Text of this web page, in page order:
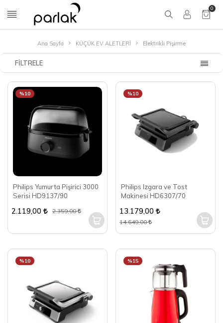
0
Ana Sayfa KÜÇÜK EV ALETLERİ Elektrikli Pişirme
FILTRELE
Philips Yumurta Pişirici 3000
Serisi HD9137/90
%10
2.119,00 2.359,00
Philips Izgara ve Tost
Makinesi HD6307/70
%10
13.179,00
14.649,00
%10 %15